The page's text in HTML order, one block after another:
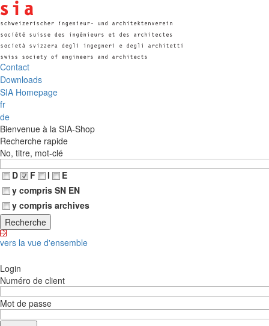
Contact
Downloads
SIA Homepage
fr
de
Bienvenue à la SIA-Shop
Recherche rapide
No, titre, mot-clé
D
F I
E
y compris SN EN
y compris archives
vers la vue d'ensemble
Login
Numéro de client
Mot de passe